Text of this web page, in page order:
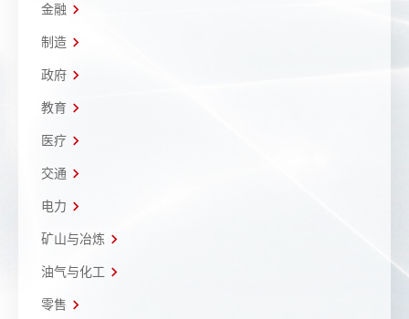
金融
制造
政府
教育
医疗
交通
电力
矿山与冶炼
油气与化工
零售